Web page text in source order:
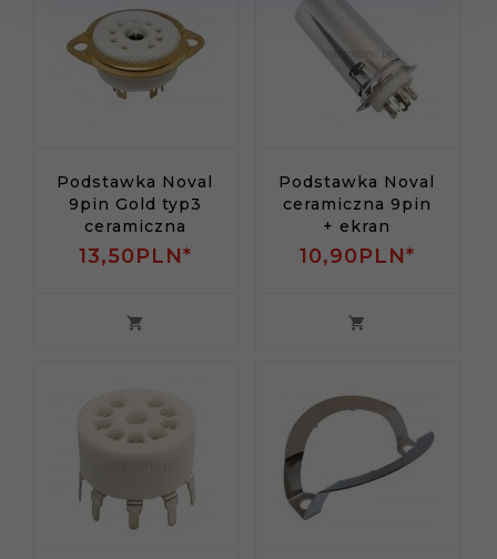
Podstawka Noval
9pin Gold typ3
ceramiczna
13,50PLN*
Podstawka Noval
ceramiczna 9pin
+ ekran
10,90PLN*